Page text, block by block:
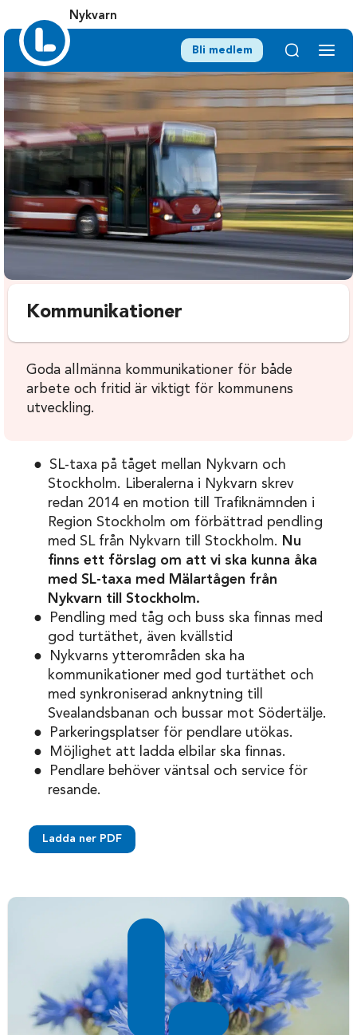
Nykvarn
Bli medlem
Kommunikationer
Goda allmänna kommunikationer för både
arbete och fritid är viktigt för kommunens
utveckling.
SL-taxa på tåget mellan Nykvarn och
Stockholm. Liberalerna i Nykvarn skrev
redan 2014 en motion till Trafiknämnden i
Region Stockholm om förbättrad pendling
med SL från Nykvarn till Stockholm. Nu
finns ett förslag om att vi ska kunna åka
med SL-taxa med Mälartågen från
Nykvarn till Stockholm.
Pendling med tåg och buss ska finnas med
god turtäthet, även kvällstid
Nykvarns ytterområden ska ha
kommunikationer med god turtäthet och
med synkroniserad anknytning till
Svealandsbanan och bussar mot Södertälje.
Parkeringsplatser för pendlare utökas.
Möjlighet att ladda elbilar ska finnas.
Pendlare behöver väntsal och service för
resande.
Ladda ner PDF